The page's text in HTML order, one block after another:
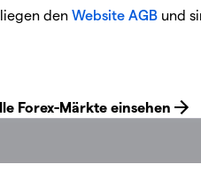
den Website AGB und